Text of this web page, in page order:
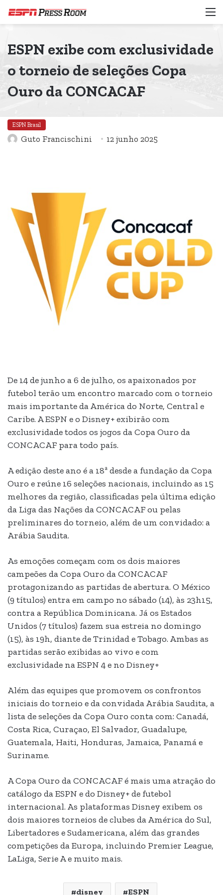
ESPN exibe com exclusividade
o torneio de seleções Copa
Ouro da CONCACAF
ESPN Brasil
Guto Francischini 12 junho 2025
De 14 de junho a 6 de julho, os apaixonados por
futebol terão um encontro marcado com o torneio
mais importante da América do Norte, Central e
Caribe. A ESPN e o Disney+ exibirão com
exclusividade todos os jogos da Copa Ouro da
CONCACAF para todo país.
A edição deste ano é a 18ª desde a fundação da Copa
Ouro e reúne 16 seleções nacionais, incluindo as 15
melhores da região, classificadas pela última edição
da Liga das Nações da CONCACAF ou pelas
preliminares do torneio, além de um convidado: a
Arábia Saudita.
As emoções começam com os dois maiores
campeões da Copa Ouro da CONCACAF
protagonizando as partidas de abertura. O México
(9 títulos) entra em campo no sábado (14), às 23h15,
contra a República Dominicana. Já os Estados
Unidos (7 títulos) fazem sua estreia no domingo
(15), às 19h, diante de Trinidad e Tobago. Ambas as
partidas serão exibidas ao vivo e com
exclusividade na ESPN 4 e no Disney+
Além das equipes que promovem os confrontos
iniciais do torneio e da convidada Arábia Saudita, a
lista de seleções da Copa Ouro conta com: Canadá,
Costa Rica, Curaçao, El Salvador, Guadalupe,
Guatemala, Haiti, Honduras, Jamaica, Panamá e
Suriname.
A Copa Ouro da CONCACAF é mais uma atração do
catálogo da ESPN e do Disney+ de futebol
internacional. As plataformas Disney exibem os
dois maiores torneios de clubes da América do Sul,
Libertadores e Sudamericana, além das grandes
competições da Europa, incluindo Premier League,
LaLiga, Serie A e muito mais.
disney ESPN